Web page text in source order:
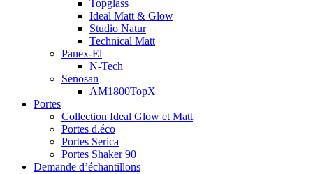
Topglass
Ideal Matt & Glow
Studio Natur
Technical Matt
Panex-El
N-Tech
Senosan
AM1800TopX
Portes
Collection Ideal Glow et Matt
Portes d.éco
Portes Serica
Portes Shaker 90
Demande d’échantillons